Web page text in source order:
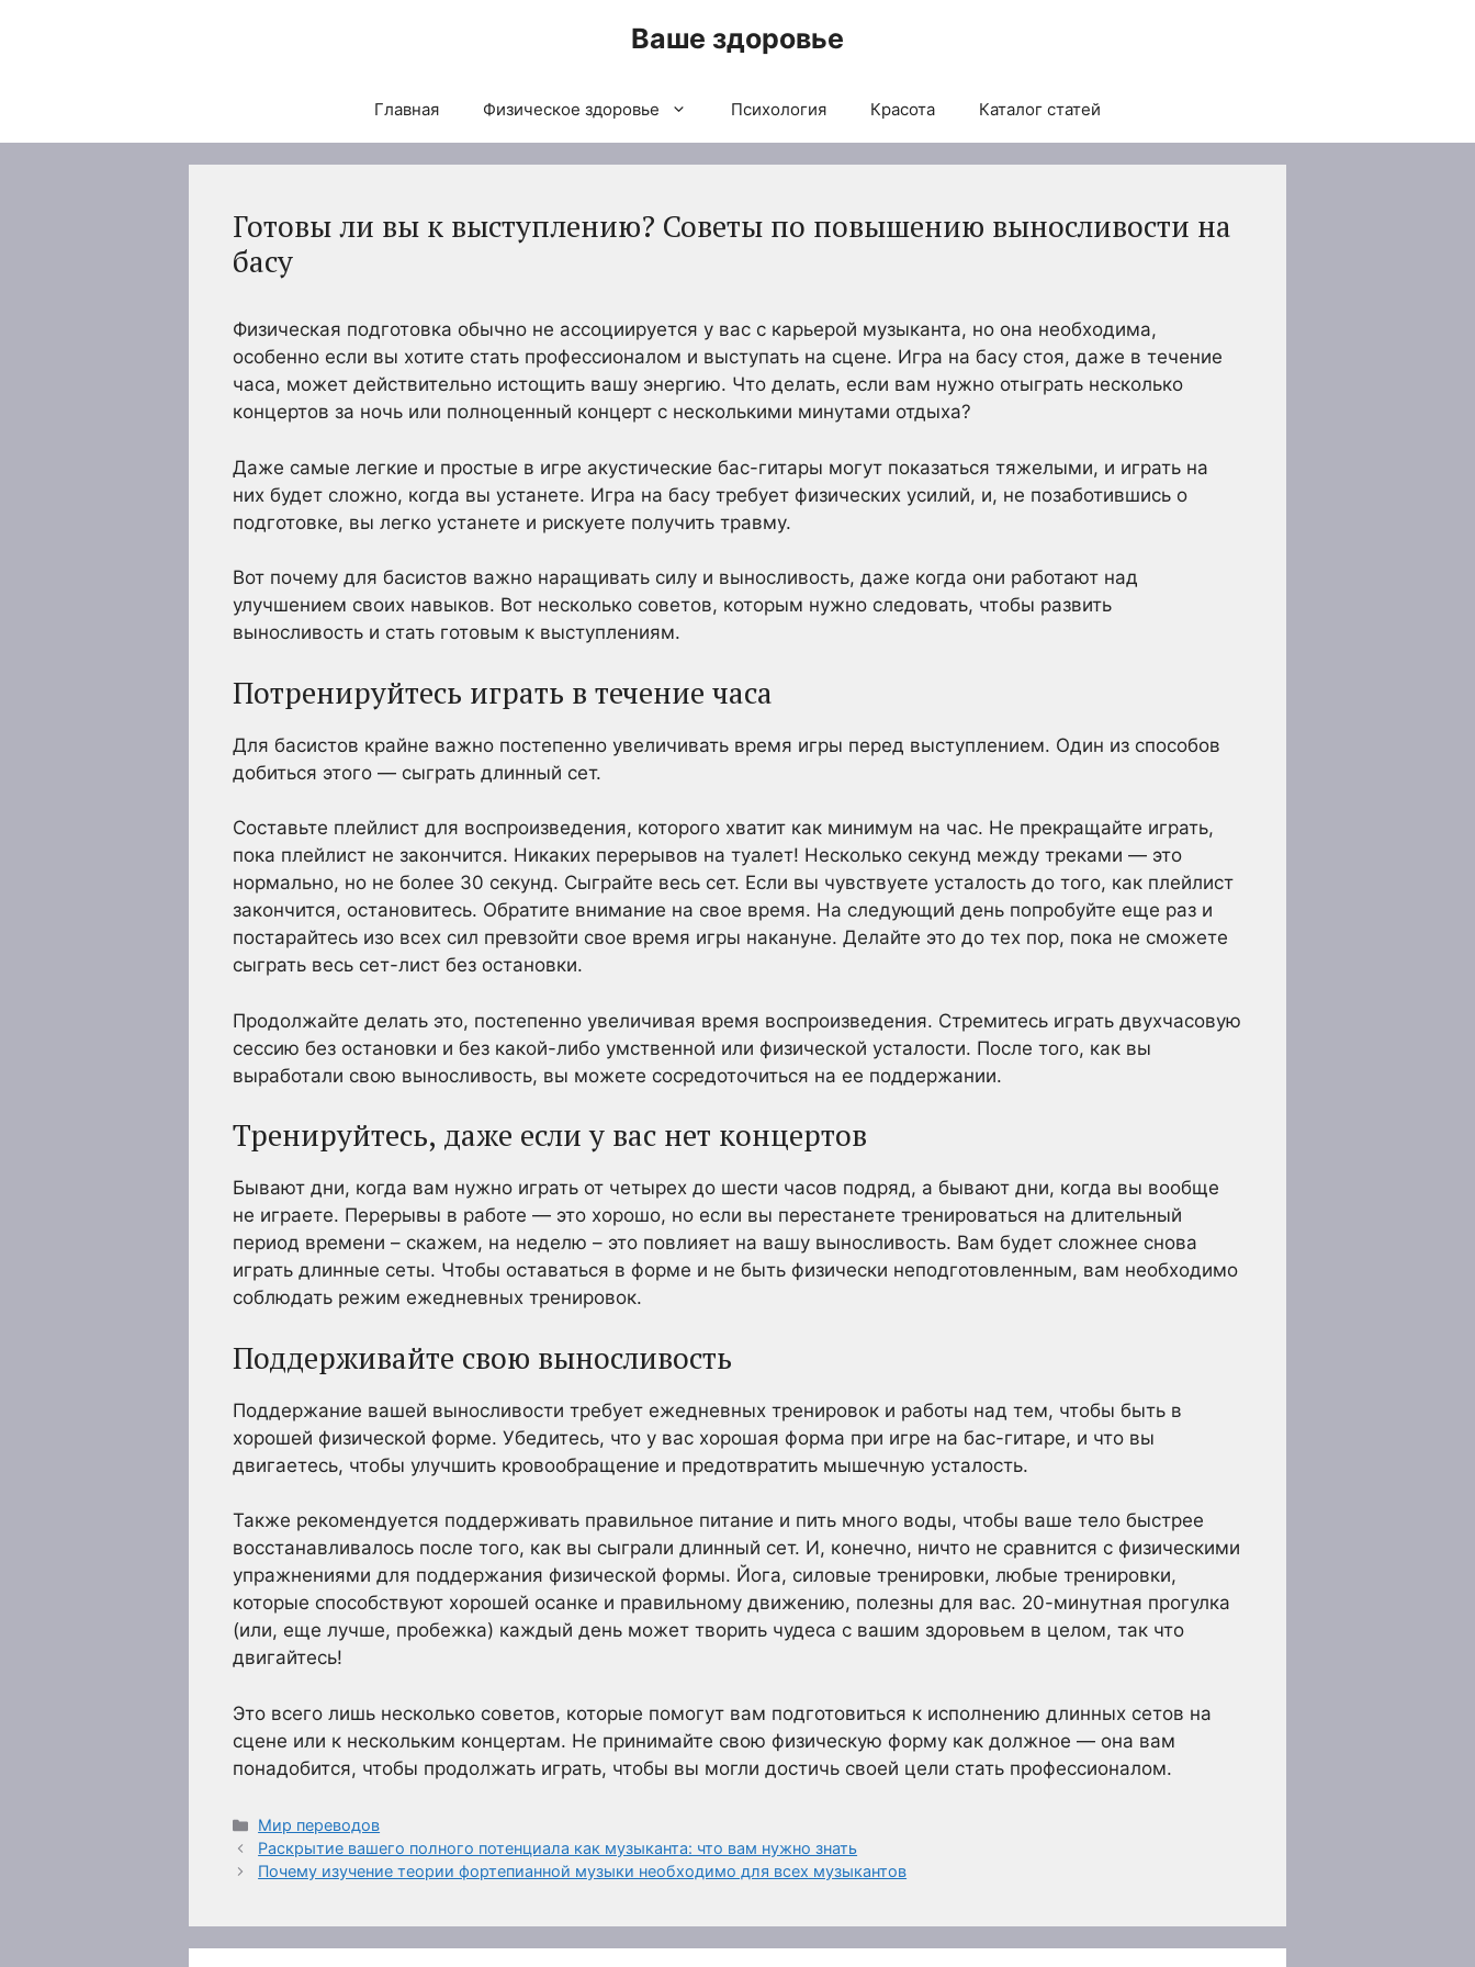
Ваше здоровье
Главная Физическое здоровье Психология Красота Каталог статей
Готовы ли вы к выступлению? Советы по повышению выносливости на
басу
Физическая подготовка обычно не ассоциируется у вас с карьерой музыканта, но она необходима,
особенно если вы хотите стать профессионалом и выступать на сцене. Игра на басу стоя, даже в течение
часа, может действительно истощить вашу энергию. Что делать, если вам нужно отыграть несколько
концертов за ночь или полноценный концерт с несколькими минутами отдыха?
Даже самые легкие и простые в игре акустические бас-гитары могут показаться тяжелыми, и играть на
них будет сложно, когда вы устанете. Игра на басу требует физических усилий, и, не позаботившись о
подготовке, вы легко устанете и рискуете получить травму.
Вот почему для басистов важно наращивать силу и выносливость, даже когда они работают над
улучшением своих навыков. Вот несколько советов, которым нужно следовать, чтобы развить
выносливость и стать готовым к выступлениям.
Потренируйтесь играть в течение часа
Для басистов крайне важно постепенно увеличивать время игры перед выступлением. Один из способов
добиться этого — сыграть длинный сет.
Составьте плейлист для воспроизведения, которого хватит как минимум на час. Не прекращайте играть,
пока плейлист не закончится. Никаких перерывов на туалет! Несколько секунд между треками — это
нормально, но не более 30 секунд. Сыграйте весь сет. Если вы чувствуете усталость до того, как плейлист
закончится, остановитесь. Обратите внимание на свое время. На следующий день попробуйте еще раз и
постарайтесь изо всех сил превзойти свое время игры накануне. Делайте это до тех пор, пока не сможете
сыграть весь сет-лист без остановки.
Продолжайте делать это, постепенно увеличивая время воспроизведения. Стремитесь играть двухчасовую
сессию без остановки и без какой-либо умственной или физической усталости. После того, как вы
выработали свою выносливость, вы можете сосредоточиться на ее поддержании.
Тренируйтесь, даже если у вас нет концертов
Бывают дни, когда вам нужно играть от четырех до шести часов подряд, а бывают дни, когда вы вообще
не играете. Перерывы в работе — это хорошо, но если вы перестанете тренироваться на длительный
период времени – скажем, на неделю – это повлияет на вашу выносливость. Вам будет сложнее снова
играть длинные сеты. Чтобы оставаться в форме и не быть физически неподготовленным, вам необходимо
соблюдать режим ежедневных тренировок.
Поддерживайте свою выносливость
Поддержание вашей выносливости требует ежедневных тренировок и работы над тем, чтобы быть в
хорошей физической форме. Убедитесь, что у вас хорошая форма при игре на бас-гитаре, и что вы
двигаетесь, чтобы улучшить кровообращение и предотвратить мышечную усталость.
Также рекомендуется поддерживать правильное питание и пить много воды, чтобы ваше тело быстрее
восстанавливалось после того, как вы сыграли длинный сет. И, конечно, ничто не сравнится с физическими
упражнениями для поддержания физической формы. Йога, силовые тренировки, любые тренировки,
которые способствуют хорошей осанке и правильному движению, полезны для вас. 20-минутная прогулка
(или, еще лучше, пробежка) каждый день может творить чудеса с вашим здоровьем в целом, так что
двигайтесь!
Это всего лишь несколько советов, которые помогут вам подготовиться к исполнению длинных сетов на
сцене или к нескольким концертам. Не принимайте свою физическую форму как должное — она вам
понадобится, чтобы продолжать играть, чтобы вы могли достичь своей цели стать профессионалом.
Рубрики
Мир переводов
Раскрытие вашего полного потенциала как музыканта: что вам нужно знать
Почему изучение теории фортепианной музыки необходимо для всех музыкантов